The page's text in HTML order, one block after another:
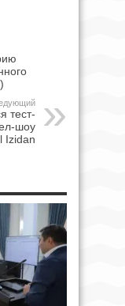
тест-
шоу
Izidan